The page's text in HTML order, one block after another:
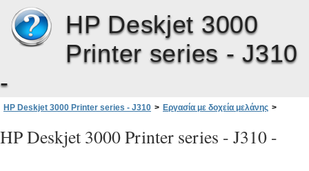
HP Deskjet 3000
Printer series - J310
-
HP Deskjet 3000 Printer series - J310 > Εργασία με δοχεία μελάνης >
HP Deskjet 3000 Printer series - J310 -